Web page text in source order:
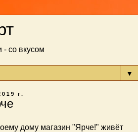
- со вкусом
▼
г.
дому магазин "Ярче!" живёт